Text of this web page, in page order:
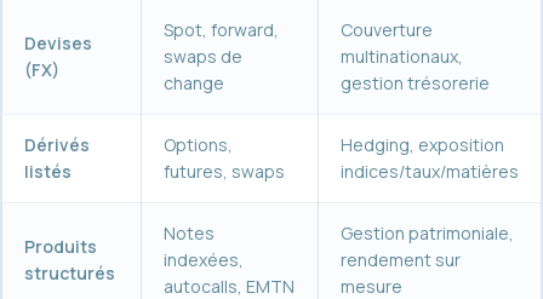
Devises
(FX)
Spot, forward,
swaps de
change
Couverture
multinationaux,
gestion trésorerie
Dérivés
listés
Options,
futures, swaps
Hedging, exposition
indices/taux/matières
Produits
structurés
Notes
indexées,
autocalls, EMTN
Gestion patrimoniale,
rendement sur
mesure